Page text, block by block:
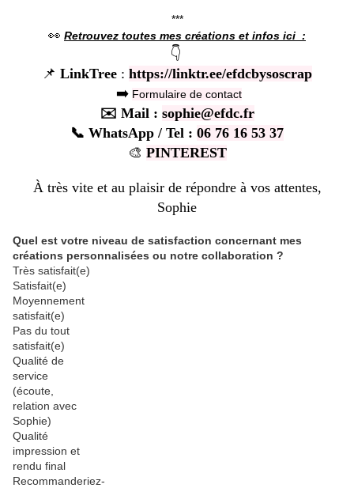
***
👀 Retrouvez toutes mes créations et infos ici :
👇
📌 LinkTree : https://linktr.ee/efdcbysoscrap
➡️ Formulaire de contact
✉️ Mail: sophie@efdc.fr
📞 WhatsApp / Tel : 06 76 16 53 37
🎨 PINTEREST
À très vite et au plaisir de répondre à vos attentes,
Sophie
Quel est votre niveau de satisfaction concernant mes
créations personnalisées ou notre collaboration ?
Très satisfait(e)
Satisfait(e)
Moyennement
satisfait(e)
Pas du tout
satisfait(e)
Qualité de
service
(écoute,
relation avec
Sophie)
Qualité
impression et
rendu final
Recommanderiez-